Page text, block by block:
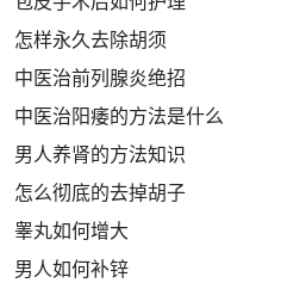
怎样永久去除胡须
中医治前列腺炎绝招
中医治阳痿的方法是什么
男人养肾的方法知识
怎么彻底的去掉胡子
睾丸如何增大
男人如何补锌